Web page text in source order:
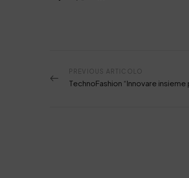
PREVIOUS ARTICOLO